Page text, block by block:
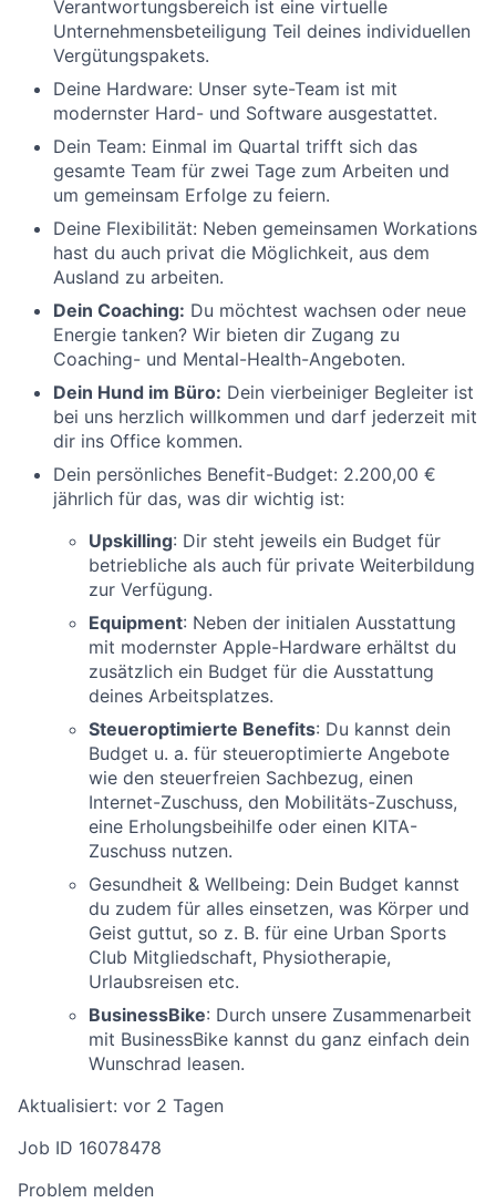
Verantwortungsbereich ist eine virtuelle
Unternehmensbeteiligung Teil deines individuellen
Vergütungspakets.
Deine Hardware: Unser syte-Team ist mit
modernster Hard- und Software ausgestattet.
Dein Team: Einmal im Quartal trifft sich das
gesamte Team für zwei Tage zum Arbeiten und
um gemeinsam Erfolge zu feiern.
Deine Flexibilität: Neben gemeinsamen Workations
hast du auch privat die Möglichkeit, aus dem
Ausland zu arbeiten.
Dein Coaching: Du möchtest wachsen oder neue
Energie tanken? Wir bieten dir Zugang zu
Coaching- und Mental-Health-Angeboten.
Dein Hund im Büro: Dein vierbeiniger Begleiter ist
bei uns herzlich willkommen und darf jederzeit mit
dir ins Office kommen.
Dein persönliches Benefit-Budget: 2.200,00 €
jährlich für das, was dir wichtig ist:
Upskilling: Dir steht jeweils ein Budget für
betriebliche als auch für private Weiterbildung
zur Verfügung.
Equipment: Neben der initialen Ausstattung
mit modernster Apple-Hardware erhältst du
zusätzlich ein Budget für die Ausstattung
deines Arbeitsplatzes.
Steueroptimierte Benefits: Du kannst dein
Budget u. a. für steueroptimierte Angebote
wie den steuerfreien Sachbezug, einen
Internet-Zuschuss, den Mobilitäts-Zuschuss,
eine Erholungsbeihilfe oder einen KITA-
Zuschuss nutzen.
Gesundheit & Wellbeing: Dein Budget kannst
du zudem für alles einsetzen, was Körper und
Geist guttut, so z. B. für eine Urban Sports
Club Mitgliedschaft, Physiotherapie,
Urlaubsreisen etc.
BusinessBike: Durch unsere Zusammenarbeit
mit BusinessBike kannst du ganz einfach dein
Wunschrad leasen.
Aktualisiert: vor 2 Tagen
Job ID 16078478
Problem melden